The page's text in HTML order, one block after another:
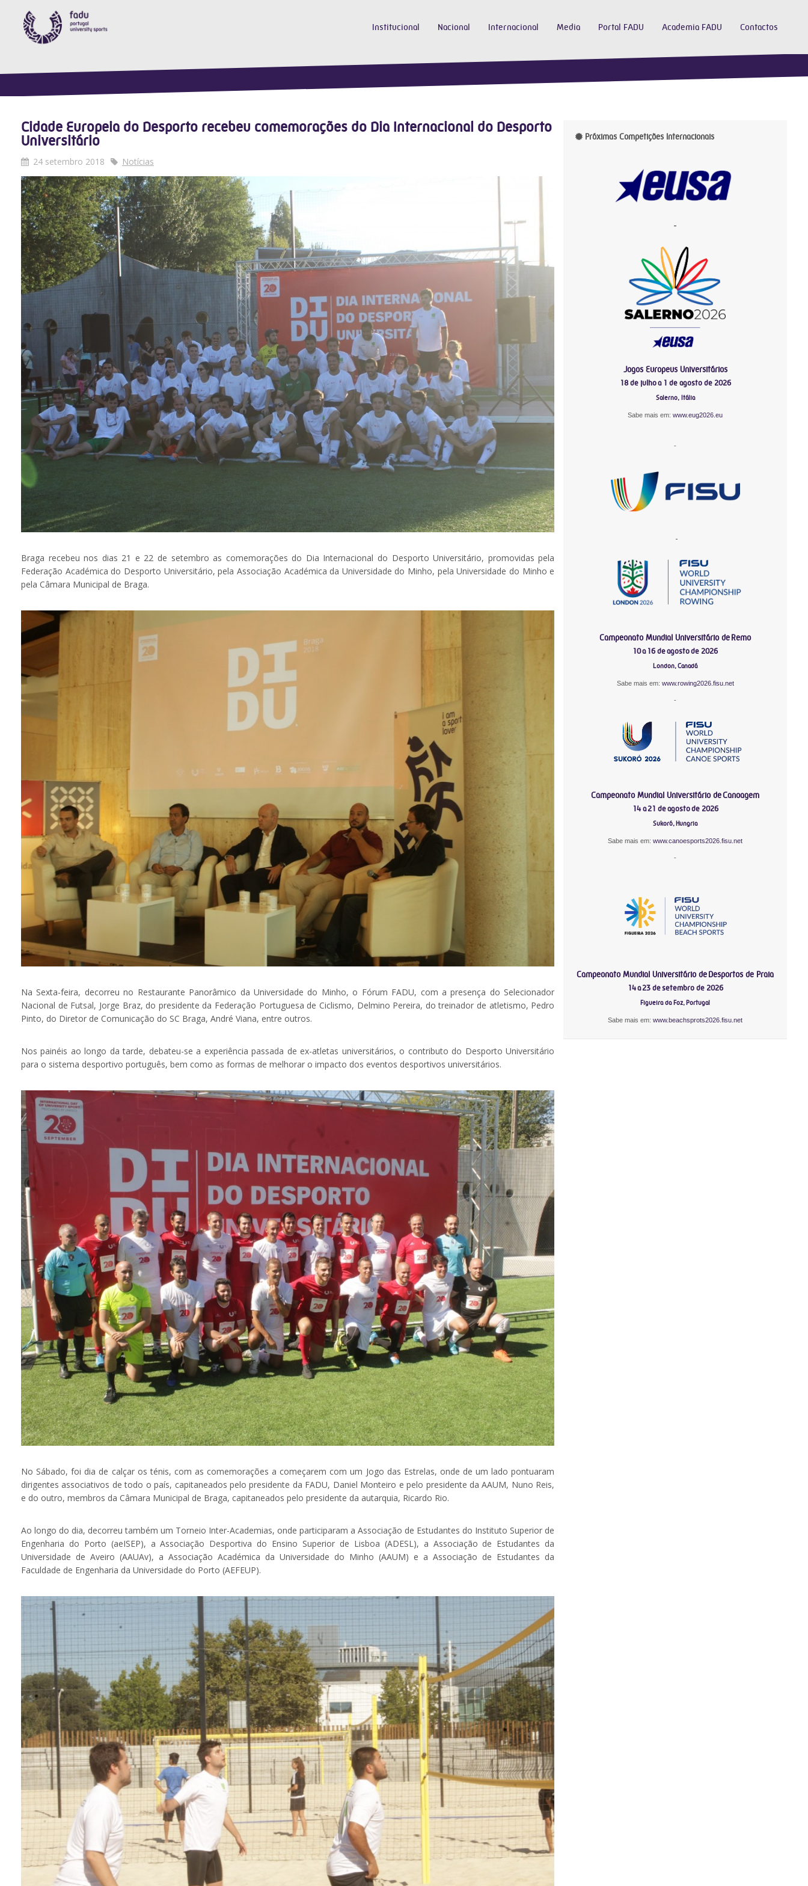
Institucional Nacional Internacional Media Portal FADU Academia FADU Contactos
Cidade Europeia do Desporto recebeu comemorações do Dia Internacional do Desporto
Universitário
24 setembro 2018 Notícias
Braga recebeu nos dias 21 e 22 de setembro as comemorações do Dia Internacional do Desporto Universitário, promovidas pela
Federação Académica do Desporto Universitário, pela Associação Académica da Universidade do Minho, pela Universidade do Minho e
pela Câmara Municipal de Braga.
Na Sexta-feira, decorreu no Restaurante Panorâmico da Universidade do Minho, o Fórum FADU, com a presença do Selecionador
Nacional de Futsal, Jorge Braz, do presidente da Federação Portuguesa de Ciclismo, Delmino Pereira, do treinador de atletismo, Pedro
Pinto, do Diretor de Comunicação do SC Braga, André Viana, entre outros.
Nos painéis ao longo da tarde, debateu-se a experiência passada de ex-atletas universitários, o contributo do Desporto Universitário
para o sistema desportivo português, bem como as formas de melhorar o impacto dos eventos desportivos universitários.
No Sábado, foi dia de calçar os ténis, com as comemorações a começarem com um Jogo das Estrelas, onde de um lado pontuaram
dirigentes associativos de todo o país, capitaneados pelo presidente da FADU, Daniel Monteiro e pelo presidente da AAUM, Nuno Reis,
e do outro, membros da Câmara Municipal de Braga, capitaneados pelo presidente da autarquia, Ricardo Rio.
Ao longo do dia, decorreu também um Torneio Inter-Academias, onde participaram a Associação de Estudantes do Instituto Superior de
Engenharia do Porto (aeISEP), a Associação Desportiva do Ensino Superior de Lisboa (ADESL), a Associação de Estudantes da
Universidade de Aveiro (AAUAv), a Associação Académica da Universidade do Minho (AAUM) e a Associação de Estudantes da
Faculdade de Engenharia da Universidade do Porto (AEFEUP).
Próximas Competições Internacionais
-
Jogos Europeus Universitários
18 de julho a 1 de agosto de 2026
Salerno, Itália
Sabe mais em:www.eug2026.eu
-
-
Campeonato Mundial Universitário de Remo
10 a 16 de agosto de 2026
London, Canadá
Sabe mais em: www.rowing2026.fisu.net
-
Campeonato Mundial Universitário de Canoagem
14 a 21 de agosto de 2026
Sukoró, Hungria
Sabe mais em:www.canoesports2026.fisu.net
-
Campeonato Mundial Universitário de Desportos de Praia
14 a 23 de setembro de 2026
Figueira da Foz, Portugal
Sabe mais em:www.beachsprots2026.fisu.net